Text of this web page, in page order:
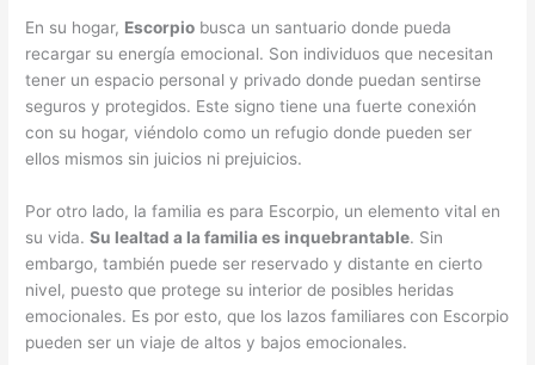
En su hogar, Escorpio busca un santuario donde pueda
recargar su energía emocional. Son individuos que necesitan
tener un espacio personal y privado donde puedan sentirse
seguros y protegidos. Este signo tiene una fuerte conexión
con su hogar, viéndolo como un refugio donde pueden ser
ellos mismos sin juicios ni prejuicios.
Por otro lado, la familia es para Escorpio, un elemento vital en
su vida.Su lealtad a la familia es inquebrantable. Sin
embargo, también puede ser reservado y distante en cierto
nivel, puesto que protege su interior de posibles heridas
emocionales. Es por esto, que los lazos familiares con Escorpio
pueden ser un viaje de altos y bajos emocionales.